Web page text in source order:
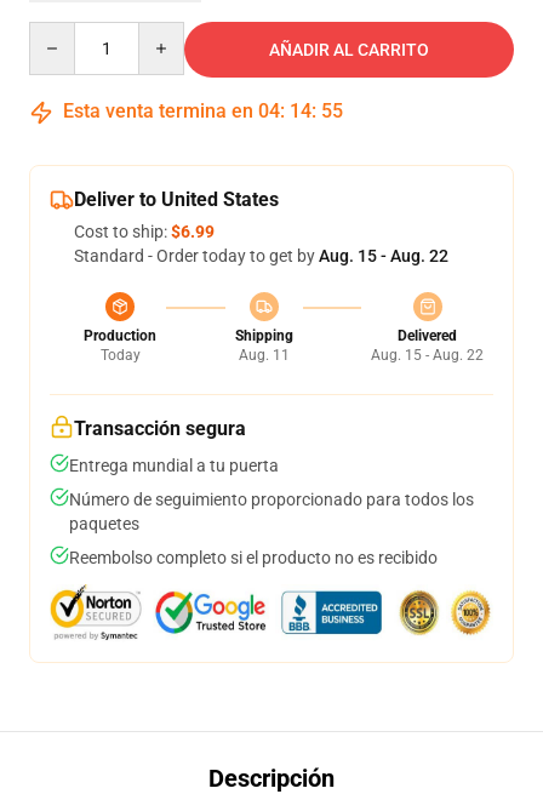
AÑADIR AL CARRITO
Esta venta termina en 04: 14: 54
Deliver to United States
Cost to ship:$6.99
Standard - Order today to get byAug. 15 - Aug. 22
Production
Today
Shipping
Aug. 11
Delivered
Aug. 15 - Aug. 22
Transacción segura
Entrega mundial a tu puerta
Número de seguimiento proporcionado para todos los
paquetes
Reembolso completo si el producto no es recibido
Descripción